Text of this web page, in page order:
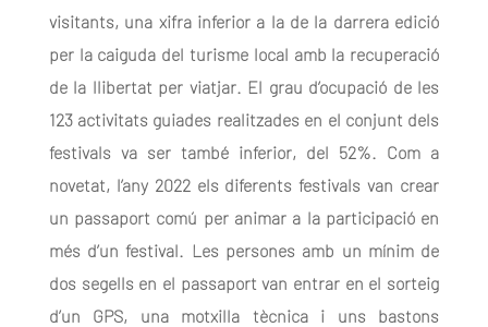
visitants, una xifra inferior a la de la darrera edició
per la caiguda del turisme local amb la recuperació
de la llibertat per viatjar. El grau d’ocupació de les
123 activitats guiades realitzades en el conjunt dels
festivals va ser també inferior, del 52%. Com a
novetat, l’any 2022 els diferents festivals van crear
un passaport comú per animar a la participació en
més d’un festival. Les persones amb un mínim de
dos segells en el passaport van entrar en el sorteig
d’un GPS, una motxilla tècnica i uns bastons